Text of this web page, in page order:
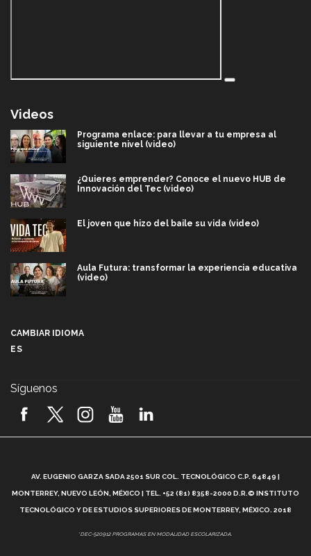
Videos
Programa enlace: para llevar a tu empresa al
siguiente nivel (video)
¿Quieres emprender? Conoce el nuevo HUB de
Innovación del Tec (video)
El joven que hizo del baile su vida (video)
Aula Futura: transformar la experiencia educativa
(video)
2026! (video)
¿Cómo es el Modelo Educativo Tec? (video)
Vida Tec: Feminismo e Inteligencia Artificial, Paola
CAMBIAR IDIOMA
ES
Síguenos
AV. EUGENIO GARZA SADA 2501 SUR COL. TECNOLÓGICO C.P. 64849 |
MONTERREY, NUEVO LEÓN, MÉXICO | TEL. +52 (81) 8358-2000 D.R.© INSTITUTO
TECNOLÓGICO Y DE ESTUDIOS SUPERIORES DE MONTERREY, MÉXICO. 2018
*DEC-520912 PROGRAMAS EN MODALIDAD ESCOLARIZADA.